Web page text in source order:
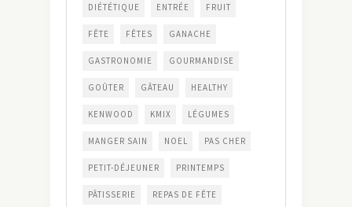
DIÉTÉTIQUE ENTRÉE FRUIT
FÊTE FÊTES GANACHE
GASTRONOMIE GOURMANDISE
GOÛTER GÂTEAU HEALTHY
KENWOOD KMIX LÉGUMES
MANGER SAIN NOEL PAS CHER
PETIT-DÉJEUNER PRINTEMPS
PÂTISSERIE REPAS DE FÊTE